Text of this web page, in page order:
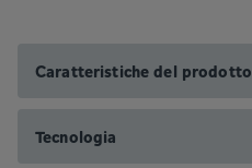
Caratteristiche del prodotto
Tecnologia